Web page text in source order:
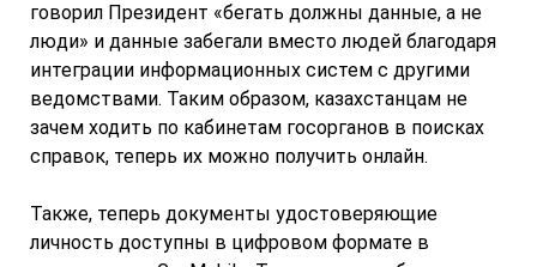
говорил Президент «бегать должны данные, а не
люди» и данные забегали вместо людей благодаря
интеграции информационных систем с другими
ведомствами. Таким образом, казахстанцам не
зачем ходить по кабинетам госорганов в поисках
справок, теперь их можно получить онлайн.
Также, теперь документы удостоверяющие
личность доступны в цифровом формате в